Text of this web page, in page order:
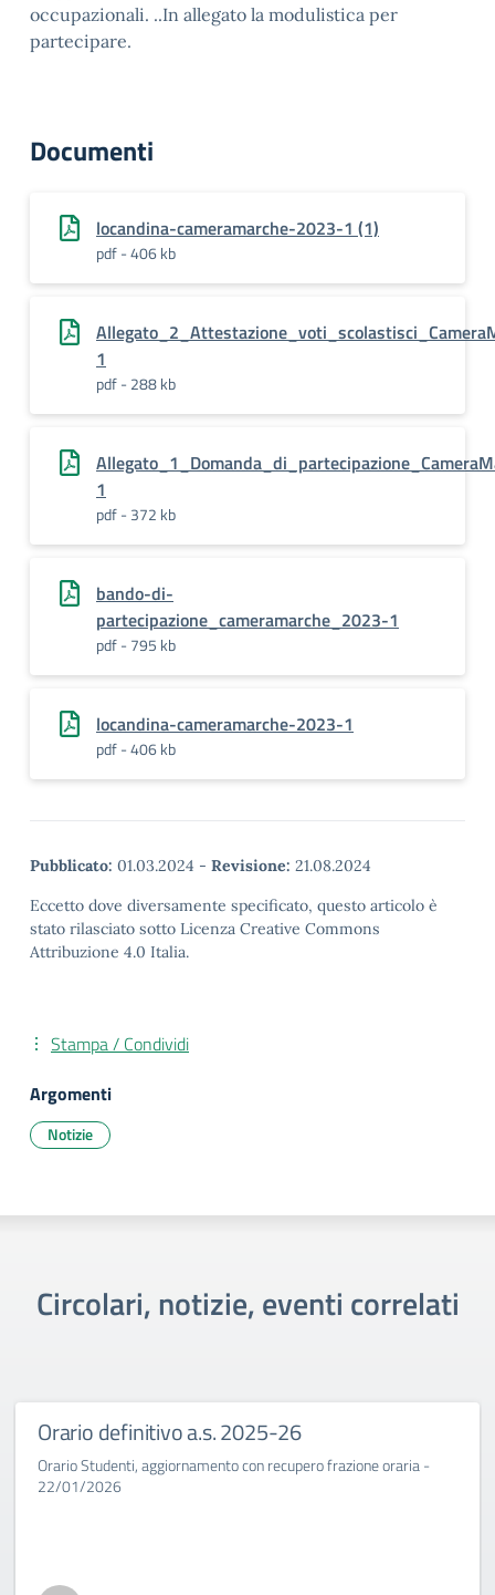
occupazionali. ..In allegato la modulistica per
partecipare.
Documenti
locandina-cameramarche-2023-1 (1)
pdf - 406 kb
1
pdf - 288 kb
1
pdf - 372 kb
bando-di-
partecipazione_cameramarche_2023-1
pdf - 795 kb
locandina-cameramarche-2023-1
pdf - 406 kb
Pubblicato: 01.03.2024 - Revisione: 21.08.2024
Eccetto dove diversamente specificato, questo articolo è
stato rilasciato sotto Licenza Creative Commons
Attribuzione 4.0 Italia.
Stampa / Condividi
Argomenti
Notizie
Circolari, notizie, eventi correlati
Orario definitivo a.s. 2025-26
Orario Studenti, aggiornamento con recupero frazione oraria -
22/01/2026